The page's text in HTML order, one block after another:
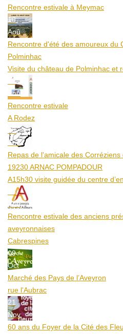
Rencontre estivale à Meymac
10
Aoû
Rencontre d'été des amoureux du
Polminhac
Visite du château de Polminhac et
12
Aoû
Rencontre estivale
A Rodez
23
Aoû
Repas de l'amicale des Corréziens
19230 ARNAC POMPADOUR
A15h30 visite guidée du centre
25
Aoû
Rencontre estivale des anciens
aveyronnaises
Cabrespines
09
Oct
Marché des Pays de l’Aveyron
rue l'Aubrac
21
Nov
60 ans du Foyer de la Cité des